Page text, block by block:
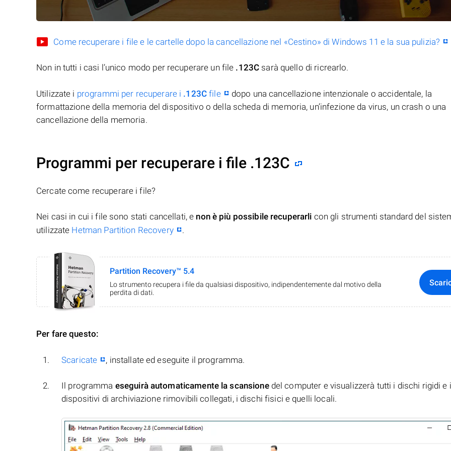
Come recuperare i file e le cartelle dopo la cancellazione nel «Cestino» di Windows 11 e la sua pulizia?
Non in tutti i casi l’unico modo per recuperare un file .123C sarà quello di ricrearlo.
Utilizzate i programmi per recuperare i .123C file
dopo una cancellazione intenzionale o accidentale, la
formattazione della memoria del dispositivo o della scheda di memoria, un’infezione da virus, un crash o una
cancellazione della memoria.
Programmi per recuperare i file .123C
Cercate come recuperare i file?
Nei casi in cui i file sono stati cancellati, e non è più possibile recuperarli con gli strumenti standard del
utilizzate Hetman Partition Recovery .
Partition Recovery™ 5.4
Lo strumento recupera i file da qualsiasi dispositivo, indipendentemente dal motivo della
perdita di dati.
Per fare questo:
Scaricate , installate ed eseguite il programma.
Il programma eseguirà automaticamente la scansionedel computer e visualizzerà tutti i dischi rigidi e i
dispositivi di archiviazione rimovibili collegati, i dischi fisici e quelli locali.